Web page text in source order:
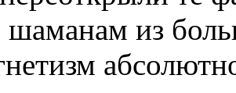
шаманам из